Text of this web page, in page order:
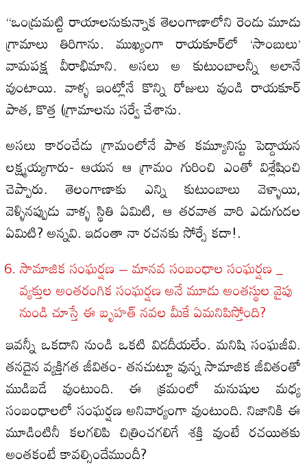
“ఒండ్రుమట్టి రాయాలనుకున్నాక తెలంగాణాలోని రెండు మూడు
గ్రామాలు తిరిగాను. ముఖ్యంగా రాయకూర్‌లో ‘సాంబులు’
వామపక్ష వీరాభిమాని. అసలు అ కుటుంబాలన్నీ అలానే
వుంటాయి. వాళ్ళ ఇంట్లోనే కొన్ని రోజులు వుండి రాయకూర్‌
పాత, కొత్త (గ్రామాలను సర్వే చేశాను.
అసలు కారంచేడు గ్రామంలోనే పాత కమ్యూనిస్టు పెద్దాయన
లక్ష్మయ్యగారు- ఆయన ఆ గ్రామం గురించి ఎంతో విశ్లేషించి
చెప్పారు. తెలంగాణాకు ఎన్ని కుటుంబాలు వెళ్ళాయి,
వెళ్ళినప్పుడు వాళ్ళ స్థితి ఏమిటి, ఆ తరవాత వారి ఎదుగుదల
ఏమిటి? అన్నవి. ఇదంతా నా రచనకు సోర్సే కదా!.
సామాజిక సంఘర్షణ – మానవ సంబంధాల సంఘర్షణ ‍‍_
వ్యక్తుల అంతరంగిక సంఘర్షణ అనే మూడు అంతస్థుల వైపు
నుండి చూస్తే ఈ బృహత్‌ నవల మీకే ఏమనిపిస్తోంది?
ఇవన్నీ ఒకదాని నుండి ఒకటి విడదీయలేం. మనిషి సంఘజీవి.
తనదైన వ్యక్తిగత జీవితం- తనచుట్టూ వున్న సామాజిక జీవితంతో
ముడిబడే వుంటుంది. ఈ క్రమంలో మనుషుల మధ్య
సంబంధాలలో సంఘర్షణ అనివార్యంగా వుంటుంది. నిజానికి ఈ
మూడింటినీ కలగలిపి చిత్రించగలిగే శక్తి వుంటే రచయితకు
అంతకంటే కావల్సిందేముందీ?